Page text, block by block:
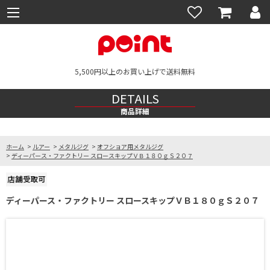
5,500円以上のお買い上げで送料無料
DETAILS
商品詳細
ホーム > ルアー > メタルジグ > オフショア用メタルジグ
> ディーパース・ファクトリー スロースキップＶＢ１８０ｇＳ２０７
ディーパース・ファクトリー スロースキップＶＢ１８０ｇＳ２０７